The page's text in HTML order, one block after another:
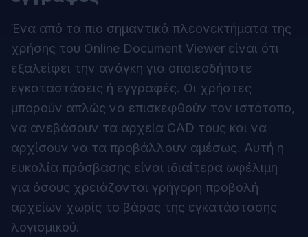
Ένα από τα πιο σημαντικά πλεονεκτήματα της
χρήσης του Online Document Viewer είναι ότι
εξαλείφει την ανάγκη για οποιεσδήποτε
εγκαταστάσεις ή εγγραφές. Οι χρήστες
μπορούν απλώς να επισκεφθούν τον ιστότοπο,
να ανεβάσουν τα αρχεία CAD τους και να
αρχίσουν να τα προβάλλουν αμέσως. Αυτή η
ευκολία πρόσβασης είναι ιδιαίτερα ωφέλιμη
για όσους χρειάζονται γρήγορη προβολή
αρχείων χωρίς το βάρος της εγκατάστασης
λογισμικού.